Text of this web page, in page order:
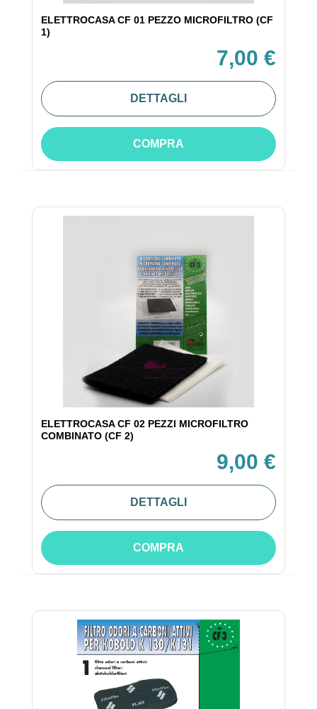
ELETTROCASA CF 01 PEZZO MICROFILTRO (CF
1)
7,00 €
DETTAGLI
COMPRA
ELETTROCASA CF 02 PEZZI MICROFILTRO
COMBINATO (CF 2)
9,00 €
DETTAGLI
COMPRA